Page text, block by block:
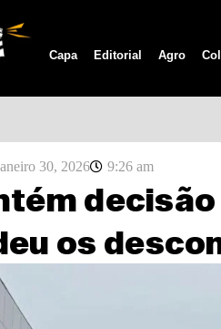
Capa Editorial Agro
30, 2026 9:26 am
os